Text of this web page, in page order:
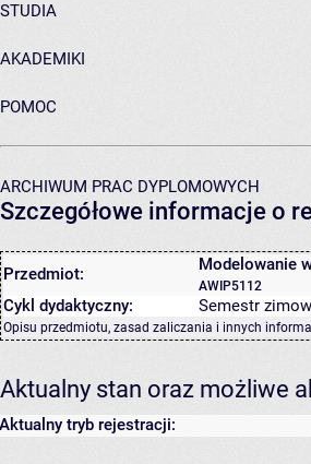
STUDIA
AKADEMIKI
POMOC
ARCHIWUM PRAC DYPLOMOWYCH
Szczegółowe informacje o
Przedmiot: Modelowanie
AWIP5112
Cykl dydaktyczny: Semestr
Opisu przedmiotu, zasad zaliczania i innych
Aktualny stan oraz możliwe
Aktualny tryb rejestracji: